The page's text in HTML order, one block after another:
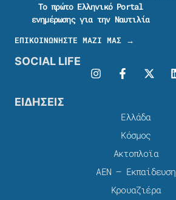
Το πρώτο Ελληνικό Portal
ενημέρωσης για την Ναυτιλία
ΕΠΙΚΟΙΝΩΝΗΣΤΕ ΜΑΖΙ ΜΑΣ →
SOCIAL LIFE
ΕΙΔΗΣΕΙΣ
Ελλάδα
Κόσμος
Ακτοπλοϊα
ΑΕΝ – Εκπαίδευση
Κρουαζιέρα